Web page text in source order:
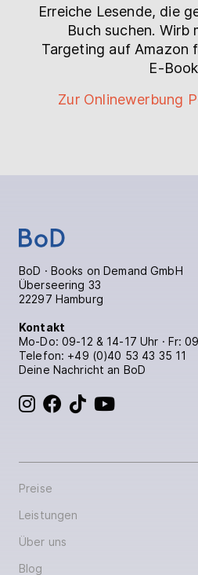
Erreiche Lesende, die
Buch suchen. Wirb
Targeting auf Amazon
E-
Zur Onlinewerbung
BoD · Books on Demand GmbH
Überseering 33
22297 Hamburg
Kontakt
Mo-Do: 09-12 & 14-17 Uhr · Fr:
Telefon: +49 (0)40 53 43 35 11
Deine Nachricht an BoD
BoD bei Instagram
BoD bei Facebook
BoD bei TikTok
Preise
Leistungen
Über uns
Blog